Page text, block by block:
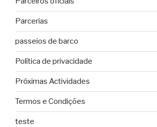
Parcerias
passeios de barco
Política de privacidade
Próximas Actividades
Termos e Condições
teste